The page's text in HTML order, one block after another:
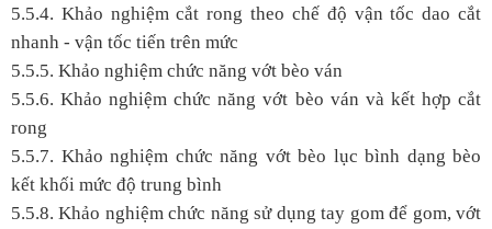
5.5.4. Khảo nghiệm cắt rong theo chế độ vận tốc dao cắt
nhanh - vận tốc tiến trên mức
5.5.5. Khảo nghiệm chức năng vớt bèo ván
5.5.6. Khảo nghiệm chức năng vớt bèo ván và kết hợp cắt
rong
5.5.7. Khảo nghiệm chức năng vớt bèo lục bình dạng bèo
kết khối mức độ trung bình
5.5.8. Khảo nghiệm chức năng sử dụng tay gom để gom, vớt